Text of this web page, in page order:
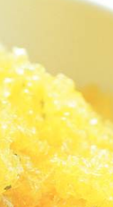
Kies producten